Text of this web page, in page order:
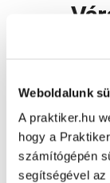
Weboldalunk
A praktiker.hu
hogy a
számítógépén
segítségével az